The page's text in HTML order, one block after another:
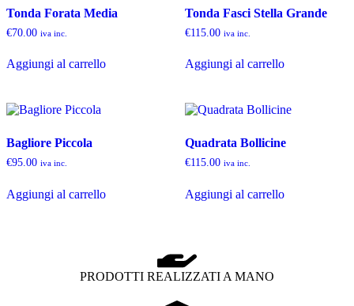
Tonda Forata Media
€70.00 iva inc.
Aggiungi al carrello
Tonda Fasci Stella Grande
€115.00 iva inc.
Aggiungi al carrello
Bagliore Piccola
€95.00 iva inc.
Aggiungi al carrello
Quadrata Bollicine
€115.00 iva inc.
Aggiungi al carrello
PRODOTTI REALIZZATI A MANO